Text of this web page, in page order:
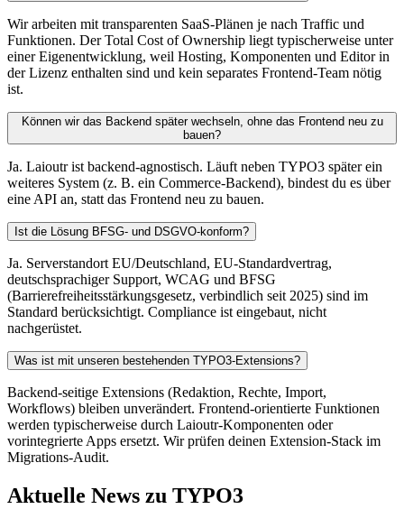
Wir arbeiten mit transparenten SaaS-Plänen je nach Traffic und
Funktionen. Der Total Cost of Ownership liegt typischerweise unter
einer Eigenentwicklung, weil Hosting, Komponenten und Editor in
der Lizenz enthalten sind und kein separates Frontend-Team nötig
ist.
Können wir das Backend später wechseln, ohne das Frontend neu zu
bauen?
Ja. Laioutr ist backend-agnostisch. Läuft neben TYPO3 später ein
weiteres System (z. B. ein Commerce-Backend), bindest du es über
eine API an, statt das Frontend neu zu bauen.
Ist die Lösung BFSG- und DSGVO-konform?
Ja. Serverstandort EU/Deutschland, EU-Standardvertrag,
deutschsprachiger Support, WCAG und BFSG
(Barrierefreiheitsstärkungsgesetz, verbindlich seit 2025) sind im
Standard berücksichtigt. Compliance ist eingebaut, nicht
nachgerüstet.
Was ist mit unseren bestehenden TYPO3-Extensions?
Backend-seitige Extensions (Redaktion, Rechte, Import,
Workflows) bleiben unverändert. Frontend-orientierte Funktionen
werden typischerweise durch Laioutr-Komponenten oder
vorintegrierte Apps ersetzt. Wir prüfen deinen Extension-Stack im
Migrations-Audit.
Aktuelle News zu TYPO3